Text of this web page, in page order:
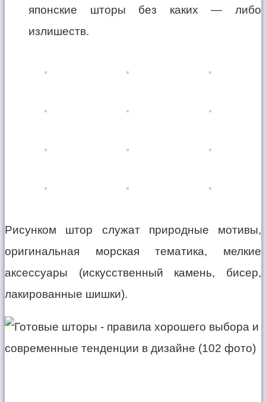
японские шторы без каких — либо
излишеств.
Рисунком штор служат природные мотивы,
оригинальная морская тематика, мелкие
аксессуары (искусственный камень, бисер,
лакированные шишки).